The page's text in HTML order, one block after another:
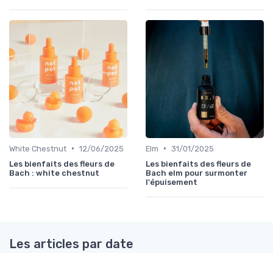
White Chestnut • 12/06/2025
Les bienfaits des fleurs de
Bach : white chestnut
Elm • 31/01/2025
Les bienfaits des fleurs de
Bach elm pour surmonter
l'épuisement
Les articles par date